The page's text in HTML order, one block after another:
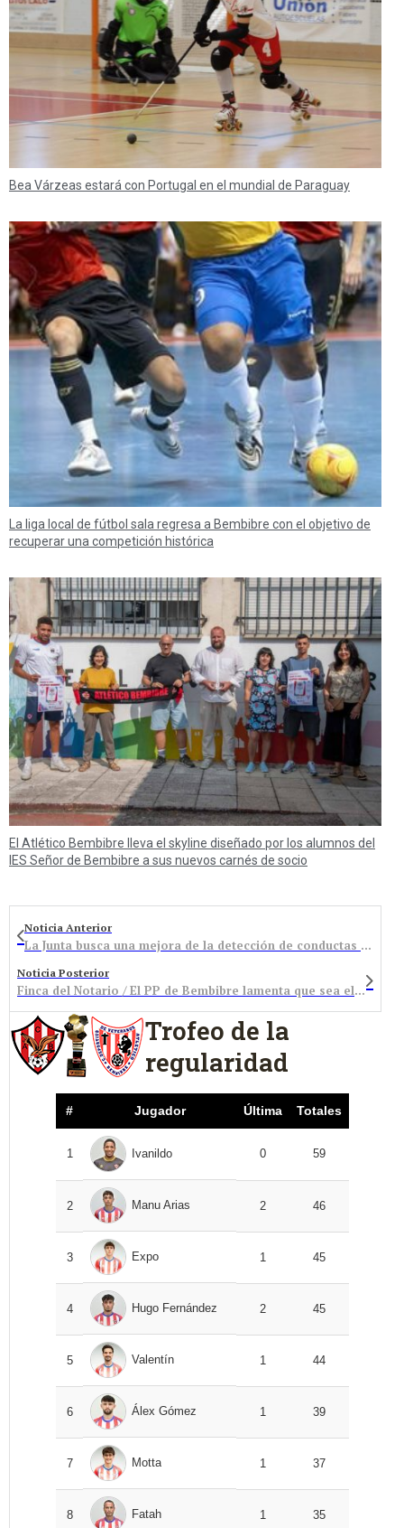
Bea Várzeas estará con Portugal en el mundial de Paraguay
La liga local de fútbol sala regresa a Bembibre con el objetivo de
recuperar una competición histórica
El Atlético Bembibre lleva el skyline diseñado por los alumnos del
IES Señor de Bembibre a sus nuevos carnés de socio
Noticia Anterior
La Junta busca una mejora de la detección de conductas perjudiciales para los menores en los centros educativos
Noticia Posterior
Finca del Notario / El PP de Bembibre lamenta que sea el ciudadano el que “paga los platos rotos” por la gestión municipal
Trofeo de la
regularidad
# Jugador Última Totales
1 Ivanildo 0 59
2 Manu Arias 2 46
3 Expo 1 45
4 Hugo Fernández 2 45
5 Valentín 1 44
6 Álex Gómez 1 39
7 Motta 1 37
8 Fatah 1 35